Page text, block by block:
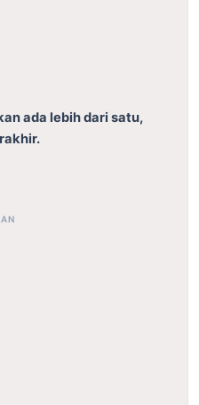
ada lebih dari satu,